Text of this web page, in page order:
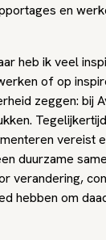
en
heb ik veel
of op
zeggen: bij
vereist
duurzame
verandering,
hebben om